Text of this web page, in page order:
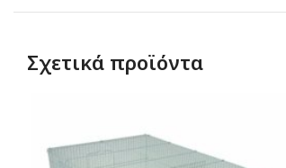
Σχετικά προϊόντα